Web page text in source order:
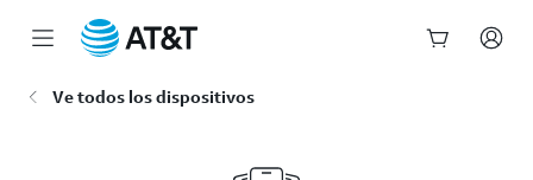
Ve todos los dispositivos